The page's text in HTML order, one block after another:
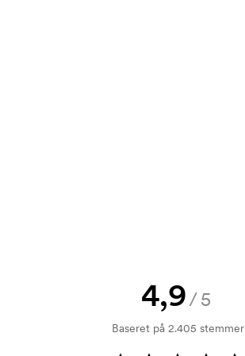
inden din bestilling bliver
4,9/5
Baseret på 2.405 stemmer